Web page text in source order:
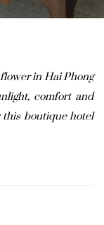
in Hai Phong
comfort and
boutique hotel